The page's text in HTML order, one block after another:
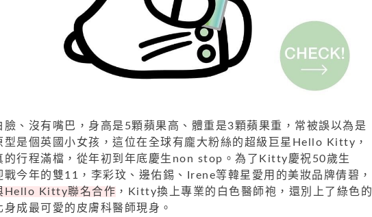
臉、沒有嘴巴，身高是5顆蘋果高、體重是3顆蘋果重，常被誤以為是
型是個英國小女孩，這位在全球有龐大粉絲的超級巨星Hello Kitty，
的行程滿檔，從年初到年底慶生non stop。為了Kitty慶祝50歲生
戰今年的雙11，李彩玟、邊佑錫、Irene等韓星愛用的美妝品牌倩碧，
Hello Kitty聯名合作 ，Kitty換上專業的白色醫師袍，還別上了綠色的
身成最可愛的皮膚科醫師現身。